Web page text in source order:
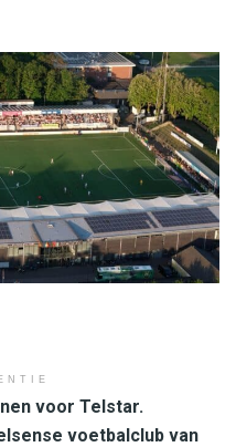
voor Telstar.
voetbalclub van